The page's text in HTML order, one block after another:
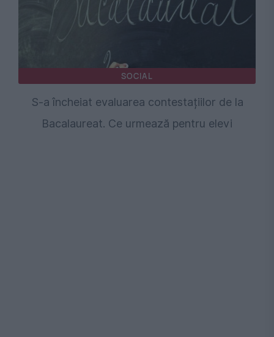
SOCIAL
S-a încheiat evaluarea contestațiilor de la
Bacalaureat. Ce urmează pentru elevi